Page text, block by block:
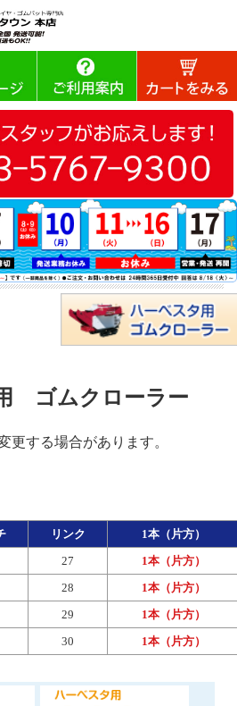
ゴムクローラー
更する場合があります。
リンク
1本（片方）
27
1本（片方）
28
1本（片方）
29
1本（片方）
30 1本（片方）